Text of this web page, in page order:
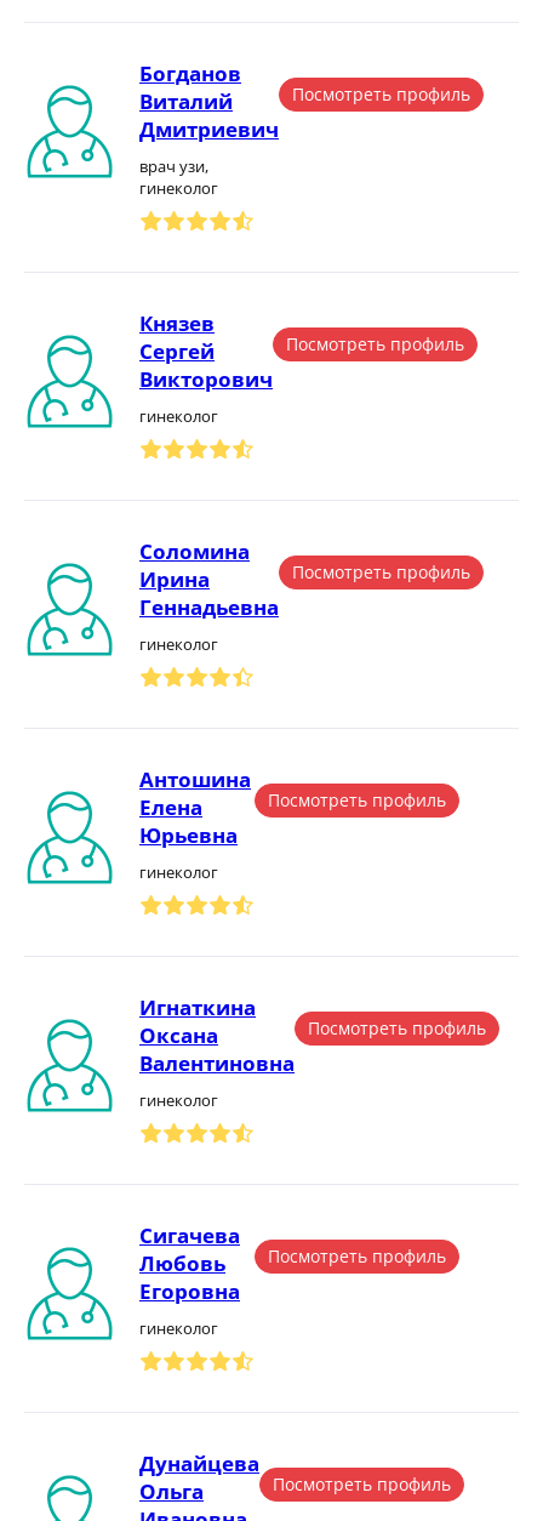
Богданов
Виталий
Дмитриевич
врач узи,
гинеколог
Посмотреть профиль
Князев
Сергей
Викторович
гинеколог
Посмотреть профиль
Соломина
Ирина
Геннадьевна
гинеколог
Посмотреть профиль
Антошина
Елена
Юрьевна
гинеколог
Посмотреть профиль
Игнаткина
Оксана
Валентиновна
гинеколог
Посмотреть профиль
Сигачева
Любовь
Егоровна
гинеколог
Посмотреть профиль
Дунайцева
Ольга
Посмотреть профиль